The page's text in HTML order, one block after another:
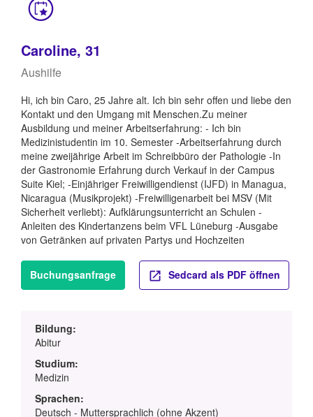
Caroline, 31
Aushilfe
Hi, ich bin Caro, 25 Jahre alt. Ich bin sehr offen und liebe den
Kontakt und den Umgang mit Menschen.Zu meiner
Ausbildung und meiner Arbeitserfahrung: - Ich bin
Medizinistudentin im 10. Semester -Arbeitserfahrung durch
meine zweijährige Arbeit im Schreibbüro der Pathologie -In
der Gastronomie Erfahrung durch Verkauf in der Campus
Suite Kiel; -Einjähriger Freiwilligendienst (IJFD) in Managua,
Nicaragua (Musikprojekt) -Freiwilligenarbeit bei MSV (Mit
Sicherheit verliebt): Aufklärungsunterricht an Schulen -
Anleiten des Kindertanzens beim VFL Lüneburg -Ausgabe
von Getränken auf privaten Partys und Hochzeiten
Buchungsanfrage Sedcard als PDF öffnen
Bildung:
Abitur
Studium:
Medizin
Sprachen:
Deutsch - Muttersprachlich (ohne Akzent)